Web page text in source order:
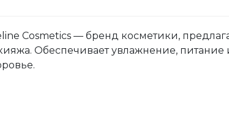
Cosmetics — бренд косметики,
Обеспечивает увлажнение, питание